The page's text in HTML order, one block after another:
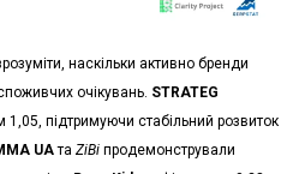
наскільки активно бренди
очікувань. STRATEG
1,05, підтримуючи стабільний розвиток
UAта ZiBi продемонстрували